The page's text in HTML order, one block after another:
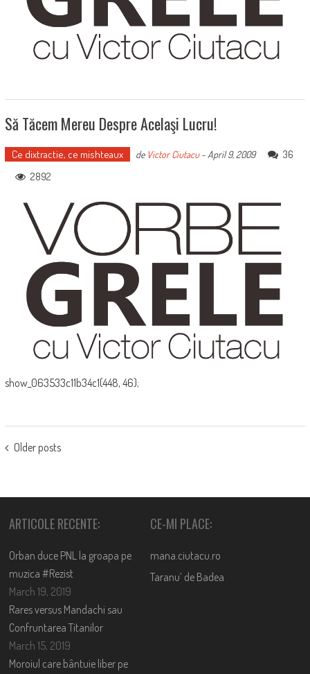
Să Tăcem Mereu Despre Acelaşi Lucru!
Ce dixtractie, ce mishteaux de Victor Ciutacu-April 9, 2009
36
2892
show_063533c11b34c1(448, 46);
POSTS
Older posts
ARTICOLE RECENTE:
Orban duce PNL la groapa pe
muzica #Rezist
March 19, 2019
Rares versus Mandachi sau
Confruntarea Titanilor
March 15, 2019
Moroiul care bântuie liber pe
CE-MI PLACE:
mana.ciutacu.ro
Taranu’ de Badea